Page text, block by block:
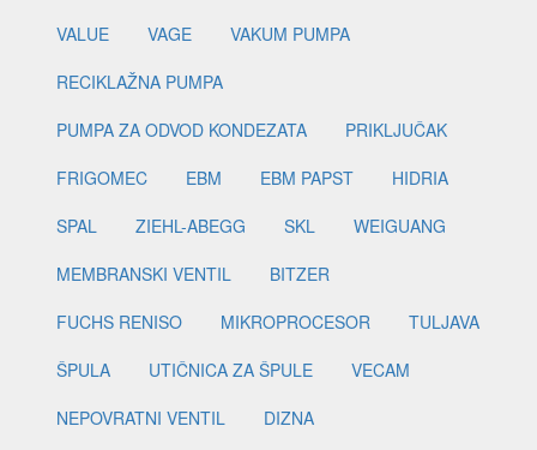
VALUE
VAGE
VAKUM PUMPA
RECIKLAŽNA PUMPA
PUMPA ZA ODVOD KONDEZATA
PRIKLJUČAK
FRIGOMEC
EBM EBM PAPST
HIDRIA
SPAL
ZIEHL-ABEGG SKL
WEIGUANG
MEMBRANSKI VENTIL
BITZER
FUCHS RENISO
MIKROPROCESOR
TULJAVA
ŠPULA
UTIČNICA ZA ŠPULE
VECAM
NEPOVRATNI VENTIL
DIZNA